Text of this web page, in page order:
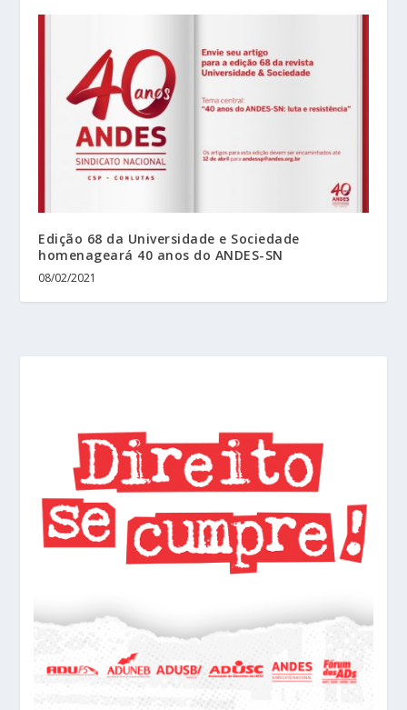
Edição 68 da Universidade e Sociedade
homenageará 40 anos do ANDES-SN
08/02/2021